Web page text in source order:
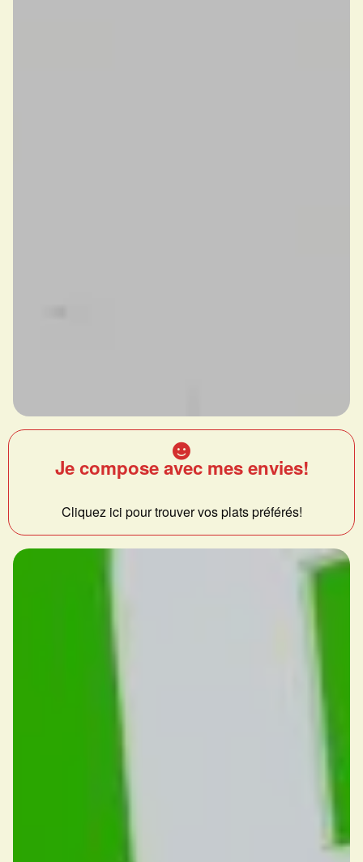
Je compose avec mes envies!
Cliquez ici pour trouver vos plats préférés!